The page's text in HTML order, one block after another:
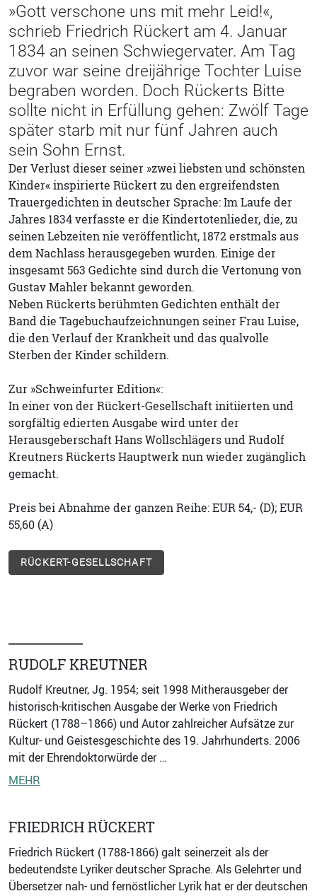
»Gott verschone uns mit mehr Leid!«,
schrieb Friedrich Rückert am 4. Januar
1834 an seinen Schwiegervater. Am Tag
zuvor war seine dreijährige Tochter Luise
begraben worden. Doch Rückerts Bitte
sollte nicht in Erfüllung gehen: Zwölf Tage
später starb mit nur fünf Jahren auch
sein Sohn Ernst.
Der Verlust dieser seiner »zwei liebsten und schönsten
Kinder« inspirierte Rückert zu den ergreifendsten
Trauergedichten in deutscher Sprache: Im Laufe der
Jahres 1834 verfasste er die Kindertotenlieder, die, zu
seinen Lebzeiten nie veröffentlicht, 1872 erstmals aus
dem Nachlass herausgegeben wurden. Einige der
insgesamt 563 Gedichte sind durch die Vertonung von
Gustav Mahler bekannt geworden.
Neben Rückerts berühmten Gedichten enthält der
Band die Tagebuchaufzeichnungen seiner Frau Luise,
die den Verlauf der Krankheit und das qualvolle
Sterben der Kinder schildern.
Zur »Schweinfurter Edition«:
In einer von der Rückert-Gesellschaft initiierten und
sorgfältig edierten Ausgabe wird unter der
Herausgeberschaft Hans Wollschlägers und Rudolf
Kreutners Rückerts Hauptwerk nun wieder zugänglich
gemacht.
Preis bei Abnahme der ganzen Reihe: EUR 54,- (D); EUR
55,60 (A)
RÜCKERT-GESELLSCHAFT
RUDOLF KREUTNER
Rudolf Kreutner, Jg. 1954; seit 1998 Mitherausgeber der
historisch-kritischen Ausgabe der Werke von Friedrich
Rückert (1788–1866) und Autor zahlreicher Aufsätze zur
Kultur- und Geistesgeschichte des 19. Jahrhunderts. 2006
mit der Ehrendoktorwürde der …
MEHR
FRIEDRICH RÜCKERT
Friedrich Rückert (1788-1866) galt seinerzeit als der
bedeutendste Lyriker deutscher Sprache. Als Gelehrter und
Übersetzer nah- und fernöstlicher Lyrik hat er der deutschen